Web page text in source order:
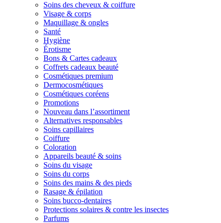
Soins des cheveux & coiffure
Visage & corps
Maquillage & ongles
Santé
Hygiène
Érotisme
Bons & Cartes cadeaux
Coffrets cadeaux beauté
Cosmétiques premium
Dermocosmétiques
Cosmétiques coréens
Promotions
Nouveau dans l’assortiment
Alternatives responsables
Soins capillaires
Coiffure
Coloration
Appareils beauté & soins
Soins du visage
Soins du corps
Soins des mains & des pieds
Rasage & épilation
Soins bucco-dentaires
Protections solaires & contre les insectes
Parfums